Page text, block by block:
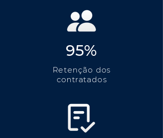
95%
Retenção dos
contratados